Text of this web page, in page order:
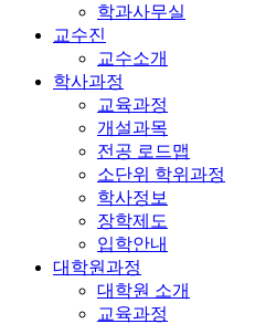
학과사무실
교수진
교수소개
학사과정
교육과정
개설과목
전공 로드맵
소단위 학위과정
학사정보
장학제도
입학안내
대학원과정
대학원 소개
교육과정